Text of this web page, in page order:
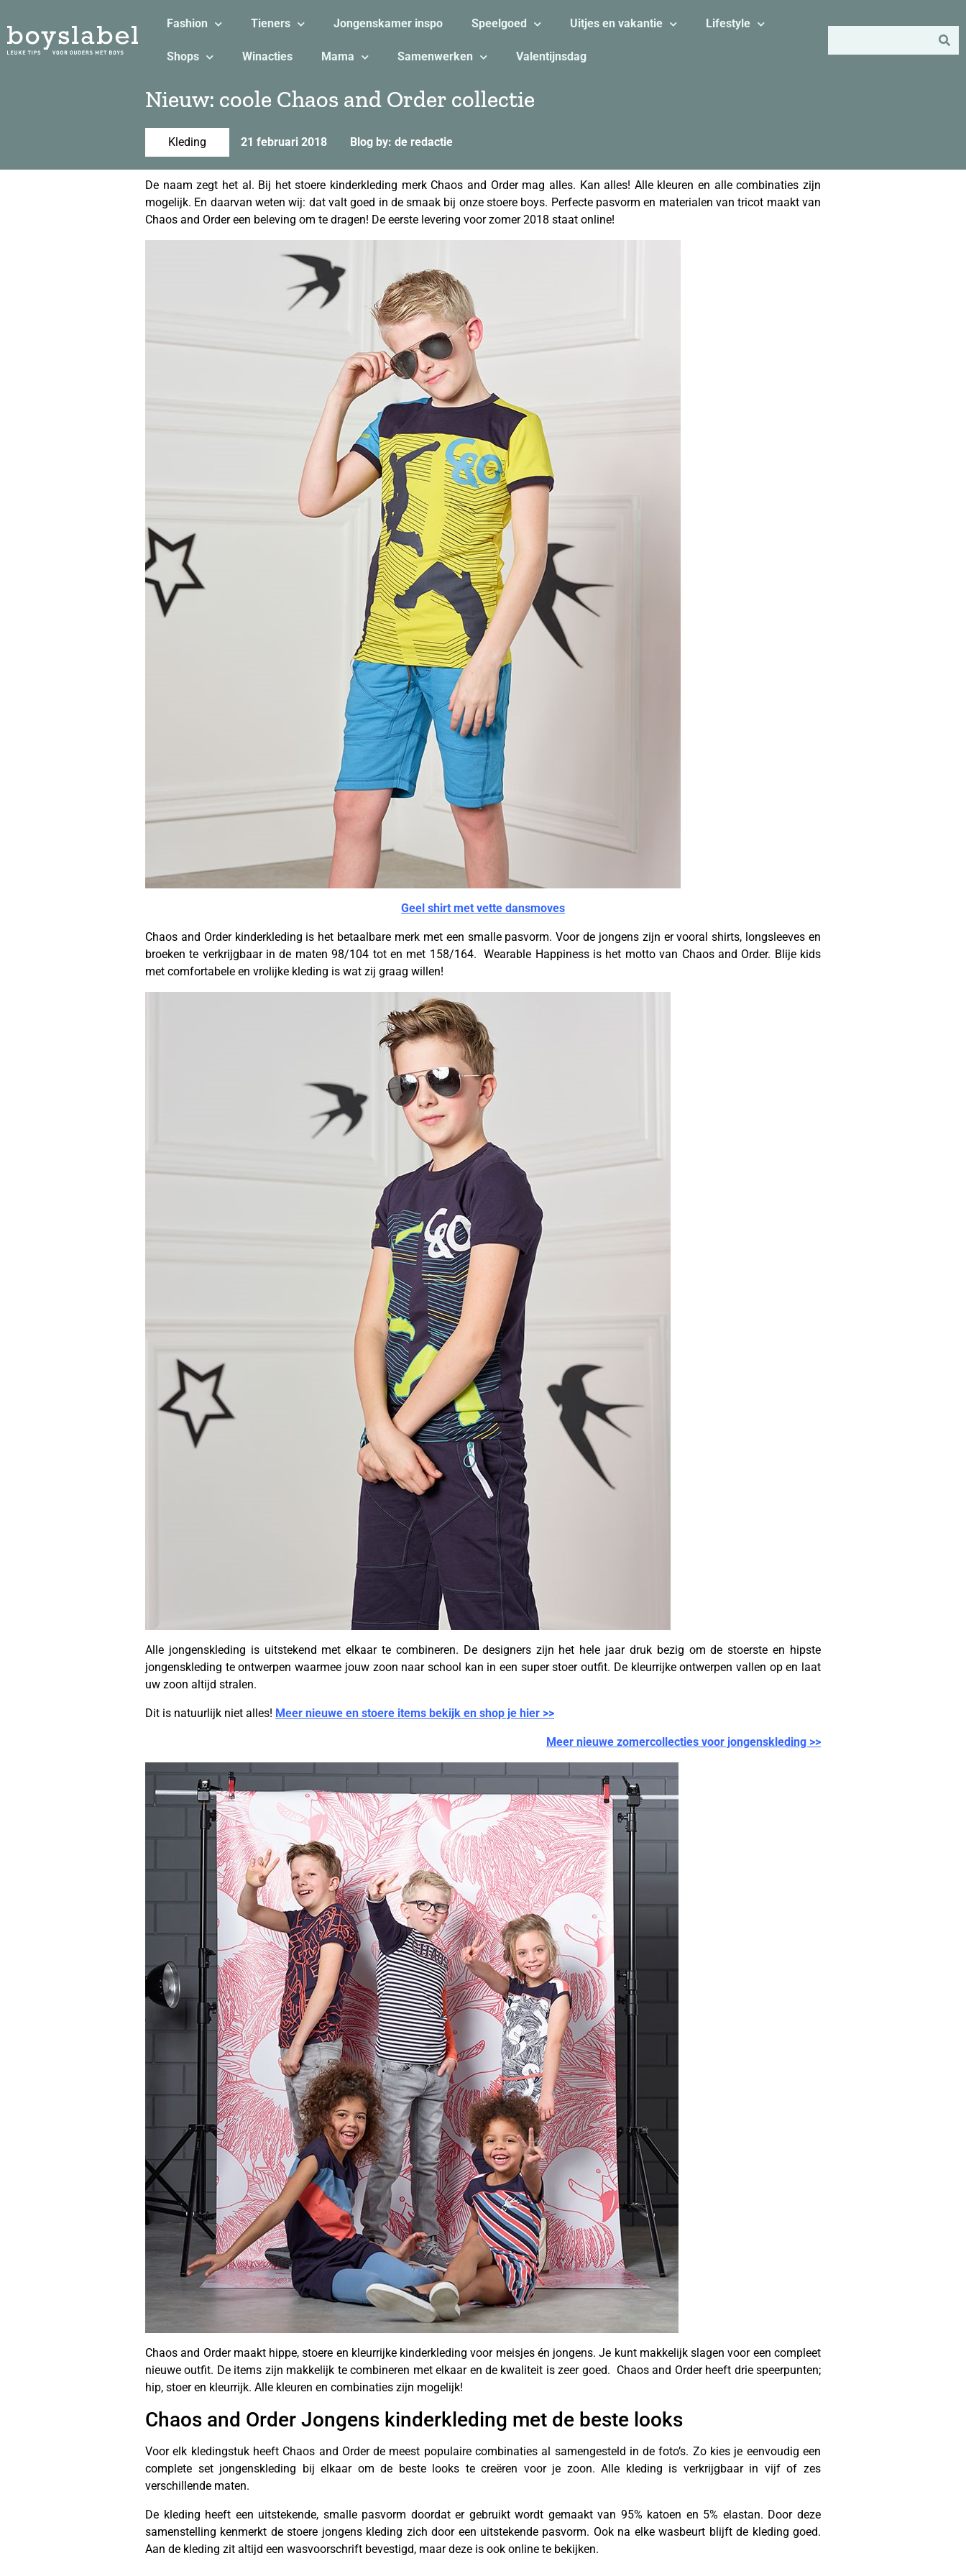
Fashion Tieners Jongenskamer inspo Speelgoed Uitjes en vakantie Lifestyle
Shops Winacties Mama Samenwerken Valentijnsdag
Nieuw: coole Chaos and Order collectie
Kleding 21 februari 2018 Blog by: de redactie
De naam zegt het al. Bij het stoere kinderkleding merk Chaos and Order mag alles. Kan alles! Alle kleuren en alle combinaties zijn
mogelijk. En daarvan weten wij: dat valt goed in de smaak bij onze stoere boys. Perfecte pasvorm en materialen van tricot maakt van
Chaos and Order een beleving om te dragen! De eerste levering voor zomer 2018 staat online!
Geel shirt met vette dansmoves
Chaos and Order kinderkleding is het betaalbare merk met een smalle pasvorm. Voor de jongens zijn er vooral shirts, longsleeves en
broeken te verkrijgbaar in de maten 98/104 tot en met 158/164. Wearable Happiness is het motto van Chaos and Order. Blije kids
met comfortabele en vrolijke kleding is wat zij graag willen!
Alle jongenskleding is uitstekend met elkaar te combineren. De designers zijn het hele jaar druk bezig om de stoerste en hipste
jongenskleding te ontwerpen waarmee jouw zoon naar school kan in een super stoer outfit. De kleurrijke ontwerpen vallen op en laat
uw zoon altijd stralen.
Dit is natuurlijk niet alles! Meer nieuwe en stoere items bekijk en shop je hier >>
Meer nieuwe zomercollecties voor jongenskleding >>
Chaos and Order maakt hippe, stoere en kleurrijke kinderkleding voor meisjes én jongens. Je kunt makkelijk slagen voor een compleet
nieuwe outfit. De items zijn makkelijk te combineren met elkaar en de kwaliteit is zeer goed. Chaos and Order heeft drie speerpunten;
hip, stoer en kleurrijk. Alle kleuren en combinaties zijn mogelijk!
Chaos and Order Jongens kinderkleding met de beste looks
Voor elk kledingstuk heeft Chaos and Order de meest populaire combinaties al samengesteld in de foto’s. Zo kies je eenvoudig een
complete set jongenskleding bij elkaar om de beste looks te creëren voor je zoon. Alle kleding is verkrijgbaar in vijf of zes
verschillende maten.
De kleding heeft een uitstekende, smalle pasvorm doordat er gebruikt wordt gemaakt van 95% katoen en 5% elastan. Door deze
samenstelling kenmerkt de stoere jongens kleding zich door een uitstekende pasvorm. Ook na elke wasbeurt blijft de kleding goed.
Aan de kleding zit altijd een wasvoorschrift bevestigd, maar deze is ook online te bekijken.